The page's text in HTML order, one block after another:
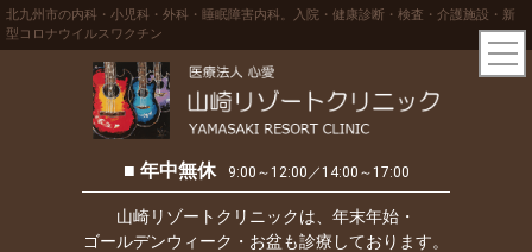
北九州市の内科・小児科・外科・睡眠障害内科。入院・健康診断・検査・介護施設・新
型コロナウイルスワクチン
■ 年中無休 9:00～12:00／14:00～17:00
山崎リゾートクリニックは、年末年始・
ゴールデンウィーク・お盆も診療しております。